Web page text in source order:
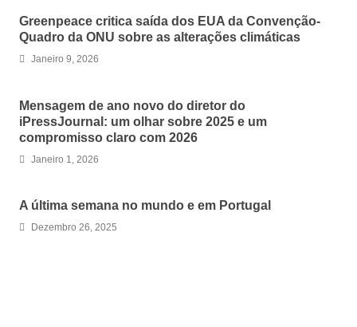
Greenpeace critica saída dos EUA da Convenção-
Quadro da ONU sobre as alterações climáticas
Janeiro 9, 2026
Mensagem de ano novo do diretor do
iPressJournal: um olhar sobre 2025 e um
compromisso claro com 2026
Janeiro 1, 2026
A última semana no mundo e em Portugal
Dezembro 26, 2025